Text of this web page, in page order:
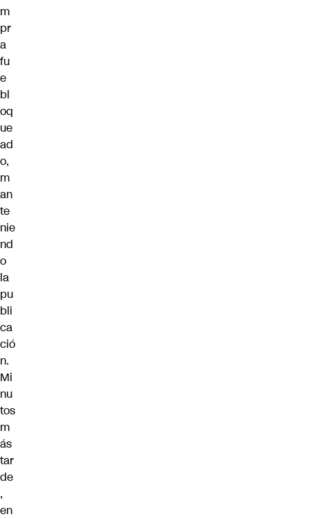
m
pr
a
fu
e
bl
oq
ue
ad
o,
m
an
te
nie
nd
o
la
pu
bli
ca
ció
n.
Mi
nu
tos
m
ás
tar
de
,
en